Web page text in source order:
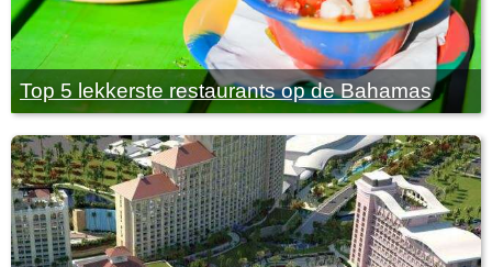
Top 5 lekkerste restaurants op de Bahamas